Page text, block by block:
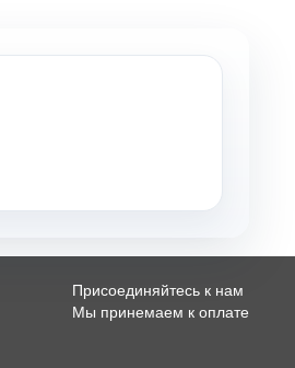
Присоединяйтесь к нам
Мы принемаем к оплате